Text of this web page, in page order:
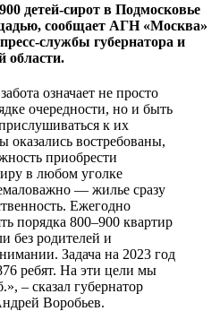
детей-сирот в Подмосковье
сообщает АГН «Москва»
службы губернатора и
области.
означает не просто
очередности, но и быть
к их
оказались востребованы,
приобрести
в любом уголке
— жилье сразу
Ежегодно
порядка 800–900 квартир
без родителей и
Задача на 2023 год
ребят. На эти цели мы
– сказал губернатор
Воробьев.